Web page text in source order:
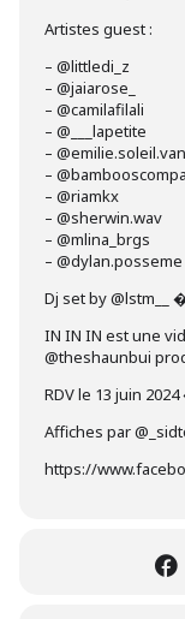
Artistes guest :
– @littledi_z
– @jaiarose_
– @camilafilali
– @___lapetite
–
–
– @riamkx
– @sherwin.wav
– @mlina_brgs
– @dylan.posseme
Dj set by @lstm__
IN IN IN est une
@theshaunbui
RDV le 13 juin
Affiches par
https://